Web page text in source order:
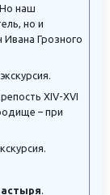
наш
но и
Ивана Грозного
XIV-XVI
– при
.